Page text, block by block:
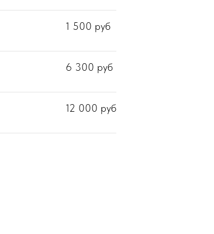
1 500 руб
6 300 руб
12 000 руб